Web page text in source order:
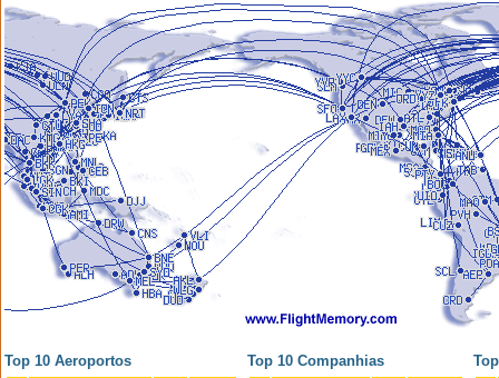
Top 10 Aeroportos Top 10 Companhias